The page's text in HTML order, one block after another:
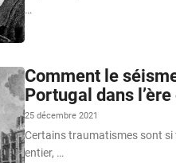
…
Comment le
Portugal dans
25 décembre 2021
Certains traumatismes sont si
entier, …